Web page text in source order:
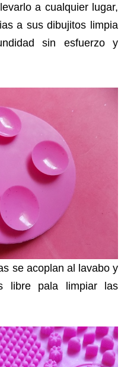
a cualquier lugar,
a sus dibujitos limpia
sin esfuerzo y
se acoplan al lavabo y
libre pala limpiar las